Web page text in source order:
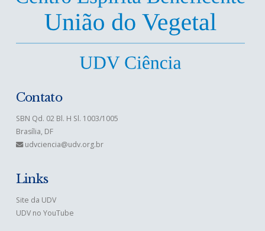
Contato
SBN Qd. 02 Bl. H Sl. 1003/1005
Brasília, DF
udvciencia@udv.org.br
Links
Site da UDV
UDV no YouTube